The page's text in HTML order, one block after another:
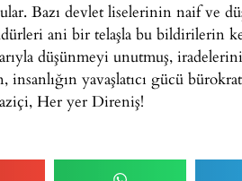
Bazı devlet liselerinin naif ve
ani bir telaşla bu bildirilerin
düşünmeyi unutmuş,
yavaşlatıcı gücü
Her yer Direniş!